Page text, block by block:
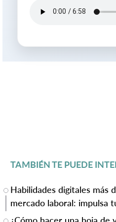
TAMBIÉN TE PUEDE
Habilidades digitales más
mercado laboral: impulsa
¿Cómo hacer una hoja de